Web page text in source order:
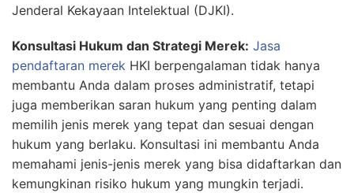
Jenderal Kekayaan Intelektual (DJKI).
Konsultasi Hukum dan Strategi Merek: Jasa
pendaftaran merek HKI berpengalaman tidak hanya
membantu Anda dalam proses administratif, tetapi
juga memberikan saran hukum yang penting dalam
memilih jenis merek yang tepat dan sesuai dengan
hukum yang berlaku. Konsultasi ini membantu Anda
memahami jenis-jenis merek yang bisa didaftarkan dan
kemungkinan risiko hukum yang mungkin terjadi.